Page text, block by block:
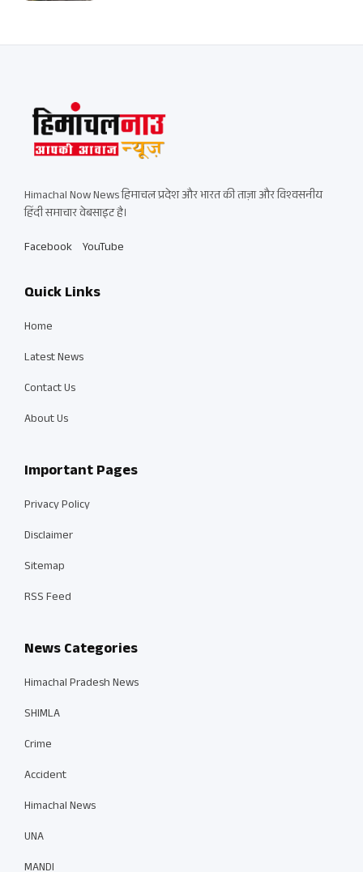
Himachal Now News हिमाचल प्रदेश और भारत की ताज़ा और विश्वसनीय
हिंदी समाचार वेबसाइट है।
Facebook YouTube
Quick Links
Home
Latest News
Contact Us
About Us
Important Pages
Privacy Policy
Disclaimer
Sitemap
RSS Feed
News Categories
Himachal Pradesh News
SHIMLA
Crime
Accident
Himachal News
UNA